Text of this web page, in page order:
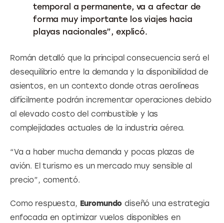
temporal a permanente, va a afectar de
forma muy importante los viajes hacia
playas nacionales”, explicó.
Román detalló que la principal consecuencia será el
desequilibrio entre la demanda y la disponibilidad de
asientos, en un contexto donde otras aerolíneas
difícilmente podrán incrementar operaciones debido
al elevado costo del combustible y las
complejidades actuales de la industria aérea.
“Va a haber mucha demanda y pocas plazas de
avión. El turismo es un mercado muy sensible al
precio”, comentó.
Como respuesta, Euromundo diseñó una estrategia
enfocada en optimizar vuelos disponibles en